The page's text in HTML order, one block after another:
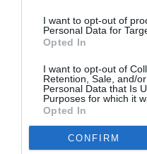
I want to opt-out of
Personal Data for
Opted In
I want to opt-out of
Retention, Sale, and/
Personal Data that Is
Purposes for which it
Opted In
CONFIRM
moarte că el votează
votat şi pentru, şi
Mai aflăm că
vorbea, dedeputatul
spus în mod brutal: „
Sunteţi pe lângă